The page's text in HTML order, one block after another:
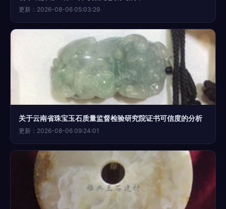
更新：2026-08-06 05:03:29
关于云南省珠宝玉石质量监督检验研究院证书可信度的分析
更新：2026-08-06 09:24:01